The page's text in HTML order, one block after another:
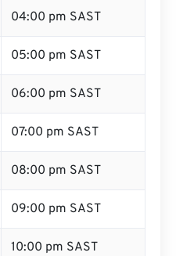
04:00 pm SAST
05:00 pm SAST
06:00 pm SAST
07:00 pm SAST
08:00 pm SAST
09:00 pm SAST
10:00 pm SAST